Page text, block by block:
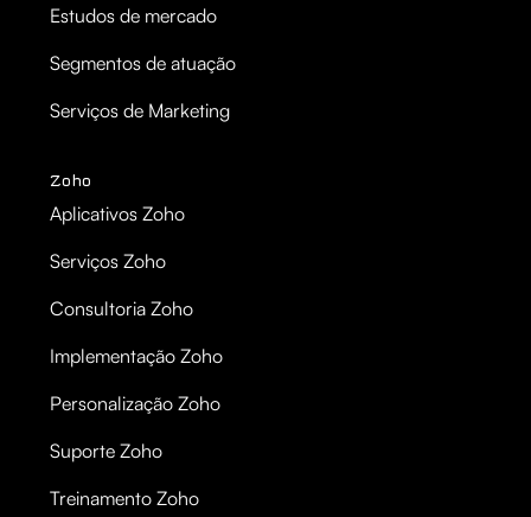
Estudos de mercado
Segmentos de atuação
Serviços de Marketing
Zoho
Aplicativos Zoho
Serviços Zoho
Consultoria Zoho
Implementação Zoho
Personalização Zoho
Suporte Zoho
Treinamento Zoho